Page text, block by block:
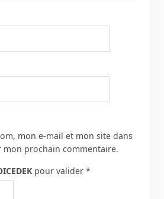
mon e-mail et mon site dans
prochain commentaire.
pour valider *